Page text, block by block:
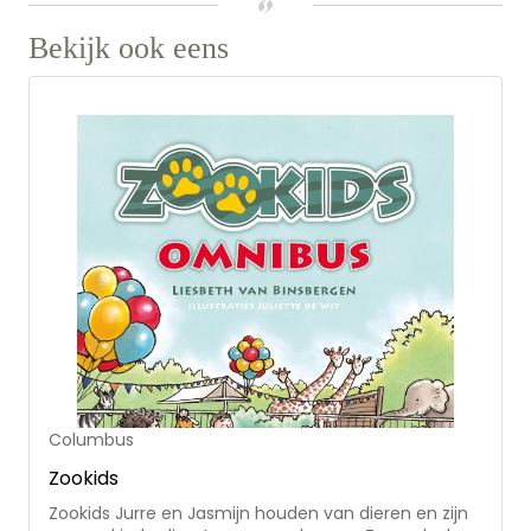
gaan om de koning en de koningin een lesje te
Op koninklijke rooftocht is het derde deel in de serie
'Piratenkostschool De Boekenier'.
Bekijk ook eens
Columbus
Zookids
Zookids Jurre en Jasmijn houden van dieren en zijn